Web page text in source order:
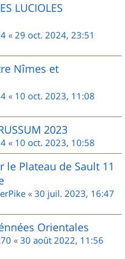
LUCIOLES
« 29 oct. 2024, 23:51
Nîmes et
« 10 oct. 2023, 11:08
2023
« 10 oct. 2023, 10:58
le Plateau de Sault 11
« 30 juil. 2023, 16:47
Orientales
« 30 août 2022, 11:56